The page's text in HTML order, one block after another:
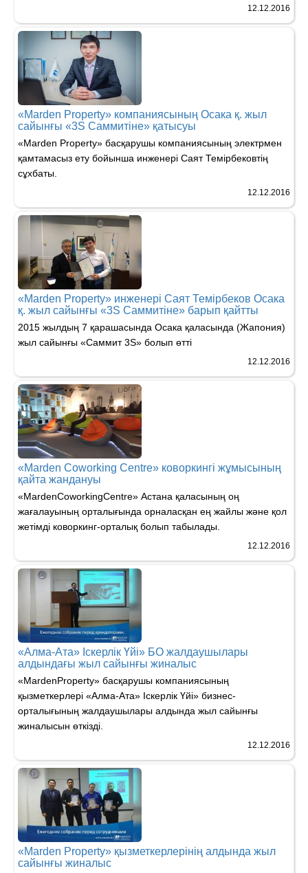
12.12.2016
«Marden Property» компаниясының Осака қ. жыл
сайынғы «3S Саммитіне» қатысуы
«Marden Property» басқарушы компаниясының электрмен
қамтамасыз ету бойынша инженері Саят Темірбековтің
сұхбаты.
12.12.2016
«Marden Property» инженері Саят Темірбеков Осака
қ. жыл сайынғы «3S Саммитіне» барып қайтты
2015 жылдың 7 қарашасында Осака қаласында (Жапония)
жыл сайынғы «Саммит 3S» болып өтті
12.12.2016
«Marden Coworking Centre» коворкингі жұмысының
қайта жандануы
«MardenCoworkingCentre» Астана қаласының оң
жағалауының орталығында орналасқан ең жайлы және қол
жетімді коворкинг-орталық болып табылады.
12.12.2016
«Алма-Ата» Іскерлік Үйі» БО жалдаушылары
алдындағы жыл сайынғы жиналыс
​«MardenProperty» басқарушы компаниясының
қызметкерлері «Алма-Ата» Іскерлік Үйі» бизнес-
орталығының жалдаушылары алдында жыл сайынғы
жиналысын өткізді.
12.12.2016
«Marden Property» қызметкерлерінің алдында жыл
сайынғы жиналыс